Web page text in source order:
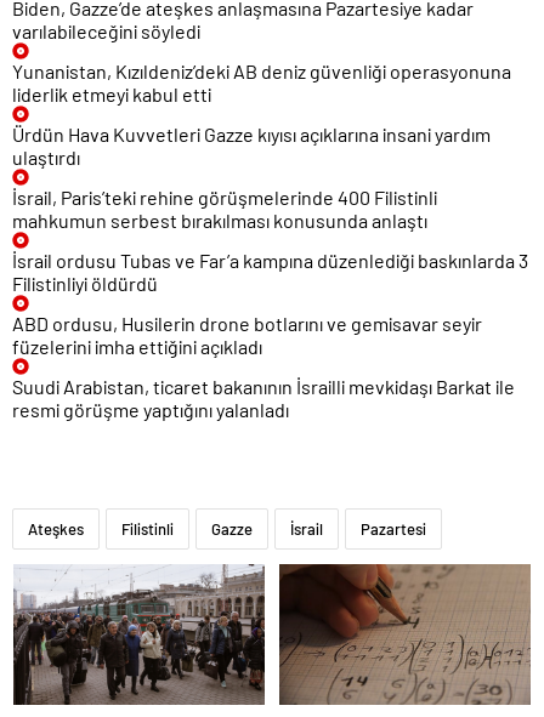
Biden, Gazze’de ateşkes anlaşmasına Pazartesiye kadar
varılabileceğini söyledi
Yunanistan, Kızıldeniz’deki AB deniz güvenliği operasyonuna
liderlik etmeyi kabul etti
Ürdün Hava Kuvvetleri Gazze kıyısı açıklarına insani yardım
ulaştırdı
İsrail, Paris’teki rehine görüşmelerinde 400 Filistinli
mahkumun serbest bırakılması konusunda anlaştı
İsrail ordusu Tubas ve Far’a kampına düzenlediği baskınlarda 3
Filistinliyi öldürdü
ABD ordusu, Husilerin drone botlarını ve gemisavar seyir
füzelerini imha ettiğini açıkladı
Suudi Arabistan, ticaret bakanının İsrailli mevkidaşı Barkat ile
resmi görüşme yaptığını yalanladı
Ateşkes Filistinli Gazze İsrail Pazartesi